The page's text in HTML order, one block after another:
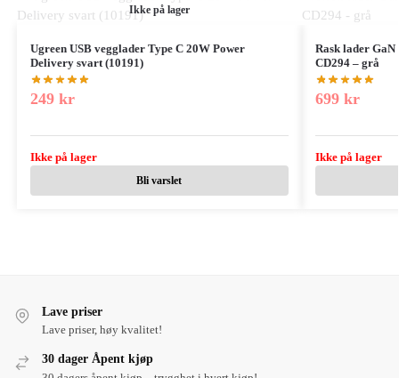
Ikke på lager
Ugreen USB vegglader Type C 20W Power
Delivery svart (10191)
249 kr
Ikke på lager
Bli varslet
Rask lader GaN
CD294 – grå
699 kr
Ikke på lager
Lave priser
Lave priser, høy kvalitet!
30 dager Åpent kjøp